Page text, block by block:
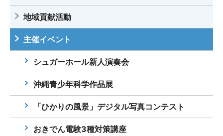
地域貢献活動
主催イベント
シュガーホール新人演奏会
沖縄青少年科学作品展
「ひかりの風景」デジタル写真コンテスト
おきでん電験3種対策講座